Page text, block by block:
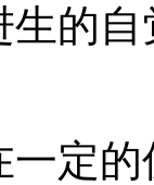
的
定